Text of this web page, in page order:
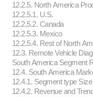
12.2.5. North America
12.2.5.1. U.S.
12.2.5.2. Canada
12.2.5.3. Mexico
12.2.5.4. Rest of North
12.3. Remote Vehicle
South America Segment
12.4. South America
12.4.1. Segment type
12.4.2. Revenue and